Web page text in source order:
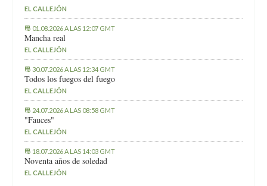
EL CALLEJÓN
01.08.2026 A LAS 12:07 GMT
Mancha real
EL CALLEJÓN
30.07.2026 A LAS 12:34 GMT
Todos los fuegos del fuego
EL CALLEJÓN
24.07.2026 A LAS 08:58 GMT
"Fauces"
EL CALLEJÓN
18.07.2026 A LAS 14:03 GMT
Noventa años de soledad
EL CALLEJÓN